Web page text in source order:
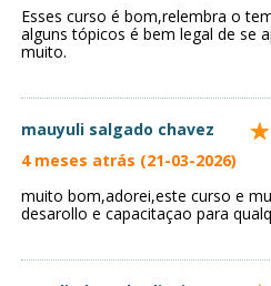
Esses curso é bom,relembra o
alguns tópicos é bem legal de se
muito.
mauyuli salgado chavez
4 meses atrás (21-03-2026)
muito bom,adorei,este curso e
desarollo e capacitaçao para